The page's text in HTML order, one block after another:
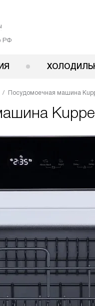
РФ
Посудомоечная машина